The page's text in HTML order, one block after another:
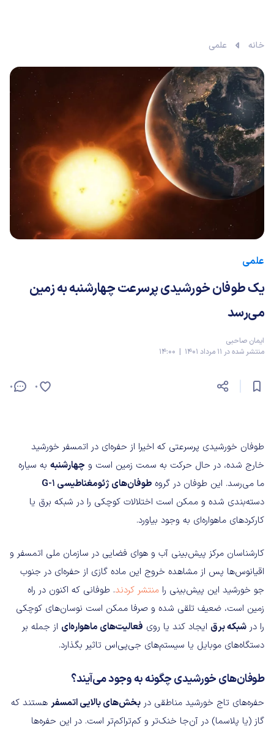
خانه علمی
علمی
یک طوفان خورشیدی پرسرعت چهارشنبه به زمین
می‌رسد
ایمان صاحبی
منتشر شده در 11 مرداد 1401 | 14:00
0 0
طوفان خورشیدی پرسرعتی که اخیرا از حفره‌ای در اتمسفر خورشید
خارج شده، در حال حرکت به سمت زمین است و چهارشنبه به سیاره
ما می‌رسد. این طوفان در گروه طوفان‌های ژئومغناطیسی G-1
دسته‌بندی شده و ممکن است اختلالات کوچکی را در شبکه برق یا
کارکردهای ماهواره‌ای به وجود بیاورد.
کارشناسان مرکز پیش‌بینی آب و هوای فضایی در سازمان ملی اتمسفر و
اقیانوس‌ها پس از مشاهده خروج این ماده گازی از حفره‌ای در جنوب
جو خورشید این پیش‌بینی را منتشر کردند. طوفانی که اکنون در راه
زمین است، ضعیف تلقی شده و صرفا ممکن است نوسان‌های کوچکی
را در شبکه برق ایجاد کند یا روی فعالیت‌های ماهواره‌ای از جمله بر
دستگاه‌های موبایل یا سیستم‌های جی‌پی‌اس تاثیر بگذارد.
طوفان‌های خورشیدی چگونه به وجود می‌آیند؟
حفره‌های تاج خورشید مناطقی در بخش‌های بالایی اتمسفر هستند که
گاز (یا پلاسما) در آن‌جا خنک‌تر و کم‌تراکم‌تر است. در این حفره‌ها